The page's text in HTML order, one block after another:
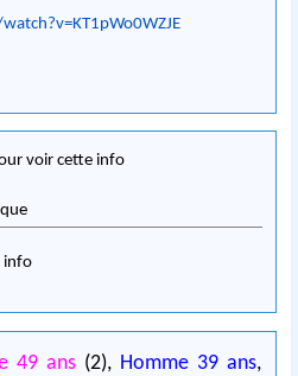
voir cette info
info
49 ans (2), Homme 39 ans,